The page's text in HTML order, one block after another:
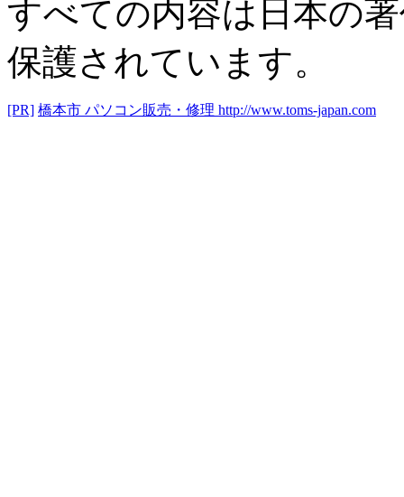
すべての内容は日本の
保護されています。
[PR] 橋本市 パソコン販売・修理 http://www.toms-japan.com